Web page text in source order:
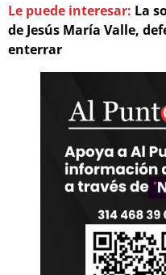
Le puede interesar: La
de Jesús María Valle,
enterrar